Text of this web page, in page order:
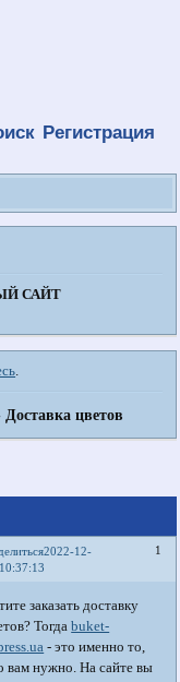
Регистрация
САЙТ
Доставка цветов
1
2022-12-
заказать доставку
Тогдаbuket-
- это именно то,
вам нужно. На сайте вы